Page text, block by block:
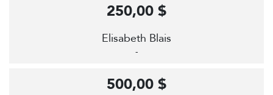
Elisabeth Blais
-
250,00 $
500,00 $